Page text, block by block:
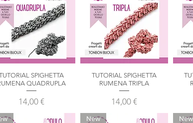
Vista rapida
SPIGHETTA
QUADRUPLA
Prezzo
14,00 €
Vista rapida
TUTORIAL SPIGHETTA
RUMENA TRIPLA
Prezzo
14,00 €
New New